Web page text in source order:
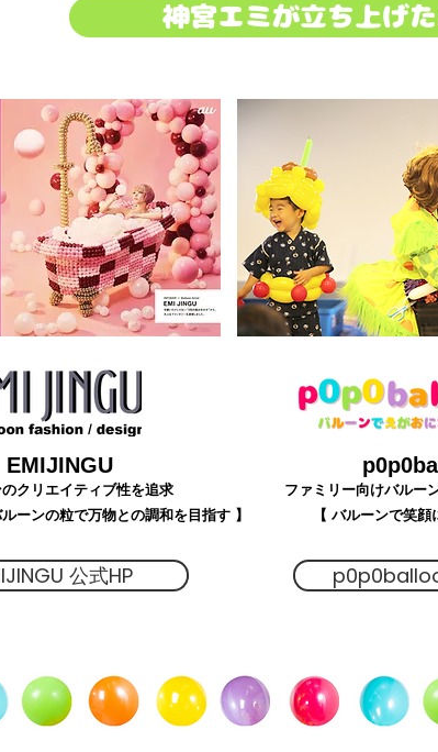
神宮エミが立ち上げ
EMIJINGU
クリエイティブ性を追求
ーンの粒で万物との調和を目指す 】
公式HP
ファミリー向けバルー
【 バルーンで笑顔